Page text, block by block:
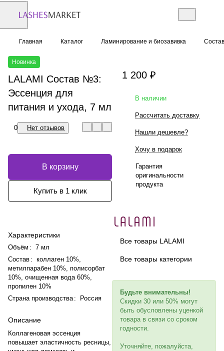
Главная Каталог Ламинирование и биозавивка
Новинка
LALAMI Состав №3:
Эссенция для
питания и ухода, 7 мл
0 Нет отзывов
В корзину
Купить в 1 клик
Характеристики
Объём : 7 мл
Состав : коллаген 10%,
метилпарабен 10%, полисорбат
10%, очищенная вода 60%,
пропилен 10%
Страна производства : Россия
Описание
Коллагеновая эссенция
повышает эластичность ресницы,
1 200 ₽
В наличии
Рассчитать доставку
Нашли дешевле?
Хочу в подарок
Гарантия
оригинальности
продукта
Все товары LALAMI
Все товары категории
Будьте внимательны!
Скидки 30 или 50% могут
быть обусловлены уценкой
товара в связи со сроком
годности.
Уточняйте, пожалуйста,